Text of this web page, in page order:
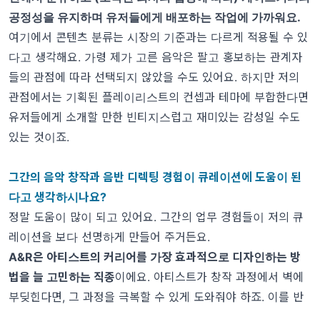
공정성을 유지하며 유저들에게 배포하는 작업에 가까워요.
여기에서 콘텐츠 분류는 시장의 기준과는 다르게 적용될 수 있
다고 생각해요. 가령 제가 고른 음악은 팔고 홍보하는 관계자
들의 관점에 따라 선택되지 않았을 수도 있어요. 하지만 저의
관점에서는 기획된 플레이리스트의 컨셉과 테마에 부합한다면
유저들에게 소개할 만한 빈티지스럽고 재미있는 감성일 수도
있는 것이죠.
그간의 음악 창작과 음반 디렉팅 경험이 큐레이션에 도움이 된
다고 생각하시나요?
정말 도움이 많이 되고 있어요. 그간의 업무 경험들이 저의 큐
레이션을 보다 선명하게 만들어 주거든요.
A&R은 아티스트의 커리어를 가장 효과적으로 디자인하는 방
법을 늘 고민하는 직종이에요. 아티스트가 창작 과정에서 벽에
부딪힌다면, 그 과정을 극복할 수 있게 도와줘야 하죠. 이를 반